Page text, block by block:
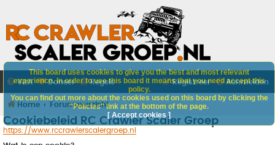
V&A Doneer Regels Aanmelden
Registreer
Home Forumoverzicht
Cookiebeleid RC Crawler Scaler Groep
https://www.rccrawlerscalergroep.nl
This board uses cookies to give you the best and most relevant
experience. In order to use this board it means that you need accept this
policy.
You can find out more about the cookies used on this board by clicking the
"Policies" link at the bottom of the page.
[ Accept cookies ]